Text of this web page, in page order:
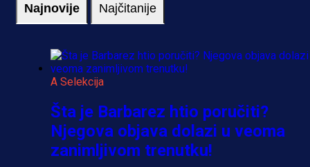
Najnovije Najčitanije
A Selekcija
Šta je Barbarez htio poručiti?
Njegova objava dolazi u veoma
zanimljivom trenutku!